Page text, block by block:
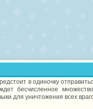
в одиночку
бесчисленное
для уничтожения всех